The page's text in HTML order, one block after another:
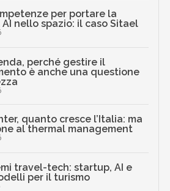
per portare la
nello spazio: il caso Sitael
perché gestire il
è anche una questione
quanto cresce l’Italia: ma
al thermal management
travel-tech: startup, AI e
per il turismo